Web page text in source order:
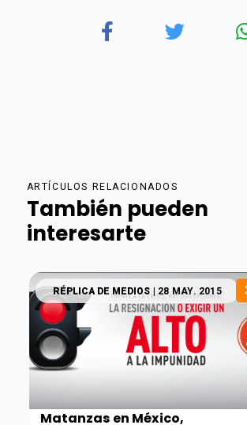
ARTÍCULOS RELACIONADOS
También pueden
interesarte
RÉPLICA DE MEDIOS| 28 MAY. 2015
Matanzas en México,